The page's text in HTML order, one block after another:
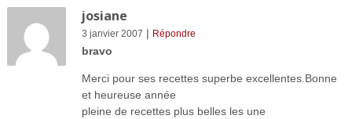
josiane
3 janvier 2007 | Répondre
bravo
Merci pour ses recettes superbe excellentes.Bonne
et heureuse année
pleine de recettes plus belles les une